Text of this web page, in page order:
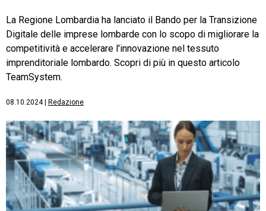
La Regione Lombardia ha lanciato il Bando per la Transizione
Digitale delle imprese lombarde con lo scopo di migliorare la
competitività e accelerare l'innovazione nel tessuto
imprenditoriale lombardo. Scopri di più in questo articolo
TeamSystem.
08.10.2024| Redazione